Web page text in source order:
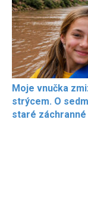
Moje vnučka
strýcem. O
staré